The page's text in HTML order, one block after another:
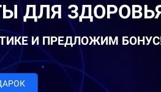
ДЛЯ
И ПРЕДЛОЖИМ